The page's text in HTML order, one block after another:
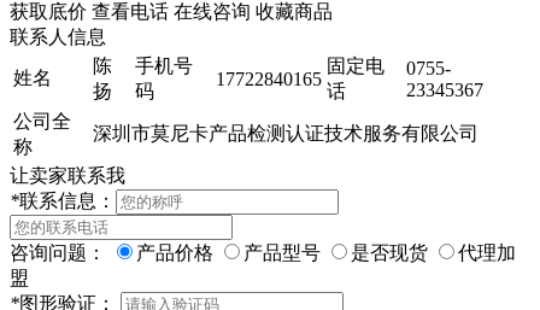
获取底价 查看电话 在线咨询 收藏商品
联系人信息
姓名
陈
扬
手机号
码
17722840165
固定电
话
0755-
23345367
公司全
称
深圳市莫尼卡产品检测认证技术服务有限公司
让卖家联系我
*联系信息：
咨询问题： 产品价格 产品型号 是否现货
代理加
盟
*图形验证：